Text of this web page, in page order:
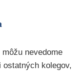
nevedome
kolegov,